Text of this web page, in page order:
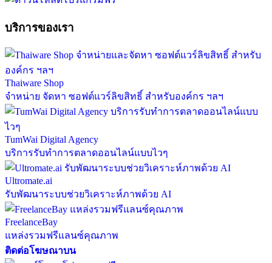
บริการของเรา
Thaiware Shop
จำหน่าย จัดหา ซอฟต์แวร์ลิขสิทธิ์ สำหรับองค์กร ฯลฯ
TumWai Digital Agency
บริการรับทำการตลาดออนไลน์แบบไวๆ
Ultromate.ai
รับพัฒนาระบบช่วยวิเคราะห์ภาพด้วย AI
FreelanceBay
แหล่งรวมฟรีแลนซ์คุณภาพ
ติดต่อโฆษณาบน